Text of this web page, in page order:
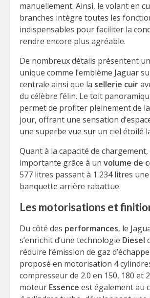
manuellement. Ainsi, le volant en
branches intègre toutes les
indispensables pour faciliter la
rendre encore plus agréable.
De nombreux détails présentent
unique comme l’emblème Jaguar
centrale ainsi que la sellerie cuir
du célèbre félin. Le toit
permet de profiter pleinement de
jour, offrant une sensation
une superbe vue sur un ciel étoilé
Quant à la capacité de
importante grâce à un volume de
577 litres passant à 1 234 litres
banquette arrière rabattue.
Les motorisations et
Du côté des performances, le
s’enrichit d’une technologie Diesel
réduire l’émission de gaz
proposé en motorisation 4
compresseur de 2.0 en 150, 180 et
moteur Essence est également au